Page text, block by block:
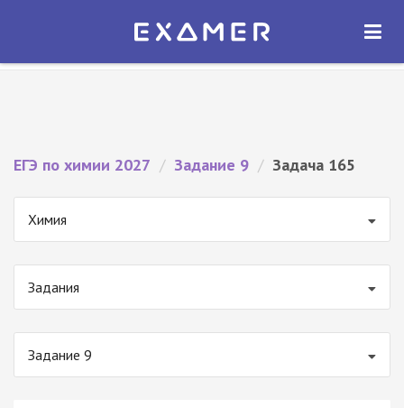
Экзамер — ЕГЭ 2027
ОТКРЫТЬ
ЕГЭ по химии 2027 / Задание 9 / Задача 165
Химия
Задания
Задание 9